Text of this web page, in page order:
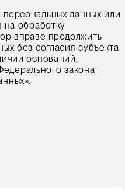
данных или
на обработку
вправе продолжить
без согласия субъекта
оснований,
закона